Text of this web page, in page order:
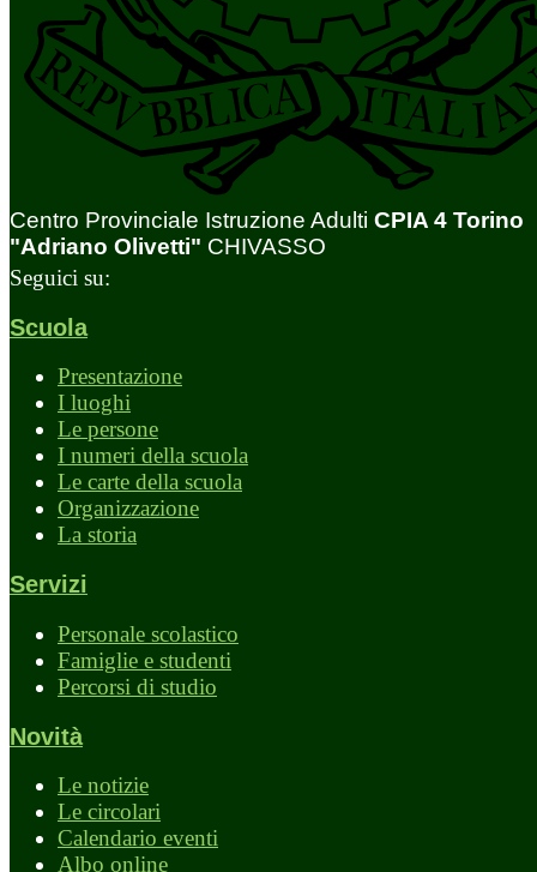
Centro Provinciale Istruzione Adulti CPIA 4 Torino
"Adriano Olivetti" CHIVASSO
Seguici su:
Scuola
Presentazione
I luoghi
Le persone
I numeri della scuola
Le carte della scuola
Organizzazione
La storia
Servizi
Personale scolastico
Famiglie e studenti
Percorsi di studio
Novità
Le notizie
Le circolari
Calendario eventi
Albo online